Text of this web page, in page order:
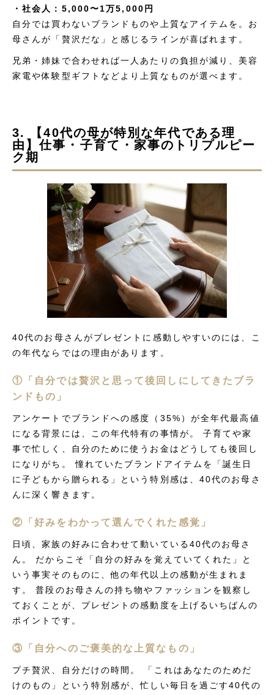
・社会人：5,000〜1万5,000円
自分では買わないブランドものや上質なアイテムを。お
母さんが「贅沢だな」と感じるラインが喜ばれます。
兄弟・姉妹で合わせれば一人あたりの負担が減り、美容
家電や体験型ギフトなどより上質なものが選べます。
3. 【40代の母が特別な年代である理
由】仕事・子育て・家事のトリプルピー
ク期
40代のお母さんがプレゼントに感動しやすいのには、こ
の年代ならではの理由があります。
①「自分では贅沢と思って後回しにしてきたブラ
ンドもの」
アンケートでブランドへの感度（35%）が全年代最高値
になる背景には、この年代特有の事情が。 子育てや家
事で忙しく、自分のために使うお金はどうしても後回し
になりがち。 憧れていたブランドアイテムを「誕生日
に子どもから贈られる」という特別感は、40代のお母さ
んに深く響きます。
②「好みをわかって選んでくれた感覚」
日頃、家族の好みに合わせて動いている40代のお母さ
ん。 だからこそ「自分の好みを覚えていてくれた」と
いう事実そのものに、他の年代以上の感動が生まれま
す。 普段のお母さんの持ち物やファッションを観察し
ておくことが、プレゼントの感動度を上げるいちばんの
ポイントです。
③「自分へのご褒美的な上質なもの」
プチ贅沢、自分だけの時間。 「これはあなたのためだ
けのもの」という特別感が、忙しい毎日を過ごす40代の